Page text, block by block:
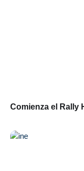
Comienza el Rally